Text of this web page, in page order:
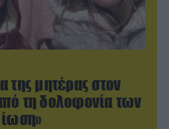
της μητέρας στον
τη δολοφονία των